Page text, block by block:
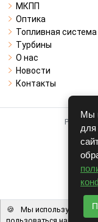
МКПП
Оптика
Топливная система
Турбины
О нас
Новости
Контакты
Мы
🍪
Мы используем